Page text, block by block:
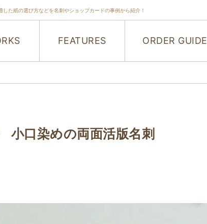
た紙の選び方などを名刺やショップカードの事例から紹介！
FEATURES ORDER GUIDE
口染めの両面活版名刺